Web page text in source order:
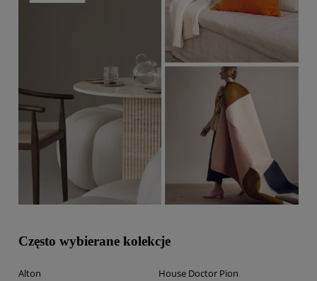
Często wybierane kolekcje
Alton
House Doctor Pion